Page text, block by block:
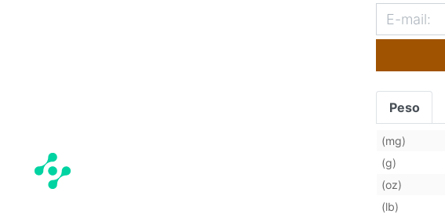
Peso
(mg)
(g)
(oz)
(lb)